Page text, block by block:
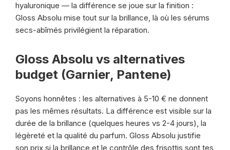
hyaluronique — la différence se joue sur la finition :
Gloss Absolu mise tout sur la brillance, là où les sérums
secs-abîmés privilégient la réparation.
Gloss Absolu vs alternatives
budget (Garnier, Pantene)
Soyons honnêtes : les alternatives à 5-10 € ne donnent
pas les mêmes résultats. La différence est visible sur la
durée de la brillance (quelques heures vs 2-4 jours), la
légèreté et la qualité du parfum. Gloss Absolu justifie
son prix si la brillance et le contrôle des frisottis sont tes